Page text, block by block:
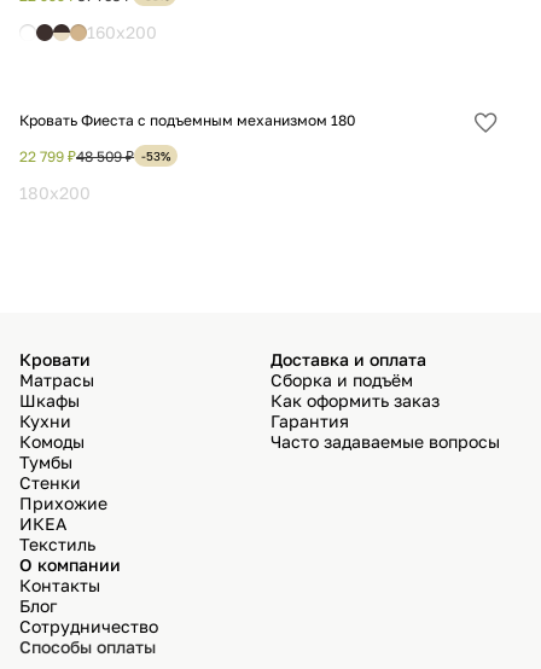
160x200
Кровать Фиеста с подъемным механизмом 180
22 799 ₽48 509 ₽ -53%
180x200
Кровати
Матрасы
Шкафы
Кухни
Комоды
Тумбы
Стенки
Прихожие
ИКЕА
Текстиль
Доставка и оплата
Сборка и подъём
Как оформить заказ
Гарантия
Часто задаваемые вопросы
О компании
Контакты
Блог
Сотрудничество
Способы оплаты